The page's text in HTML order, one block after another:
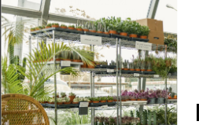
Sold
(Zamioculcas zamiifolia)
(XS)
11,00€